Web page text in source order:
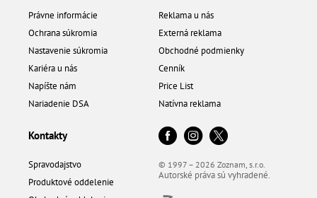
Právne informácie
Ochrana súkromia
Nastavenie súkromia
Kariéra u nás
Napíšte nám
Nariadenie DSA
Reklama u nás
Externá reklama
Obchodné podmienky
Cenník
Price List
Natívna reklama
Kontakty
Spravodajstvo
Produktové oddelenie
© 1997 – 2026 Zoznam, s.r.o.
Autorské práva sú vyhradené.